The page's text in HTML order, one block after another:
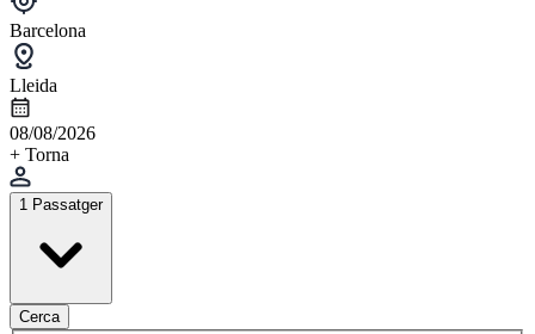
Barcelona
Lleida
08/08/2026
+ Torna
1 Passatger
Cerca